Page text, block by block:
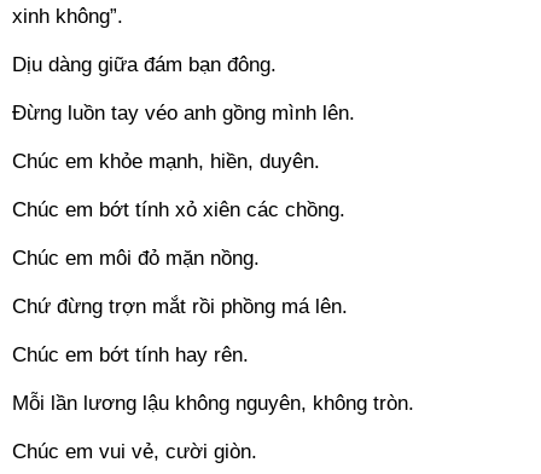
xinh không”.
Dịu dàng giữa đám bạn đông.
Đừng luồn tay véo anh gồng mình lên.
Chúc em khỏe mạnh, hiền, duyên.
Chúc em bớt tính xỏ xiên các chồng.
Chúc em môi đỏ mặn nồng.
Chứ đừng trợn mắt rồi phồng má lên.
Chúc em bớt tính hay rên.
Mỗi lần lương lậu không nguyên, không tròn.
Chúc em vui vẻ, cười giòn.